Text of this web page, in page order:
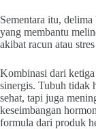
Sementara itu,
yang membantu
akibat racun atau
Kombinasi dari
sinergis. Tubuh tidak
sehat, tapi juga
keseimbangan
formula dari produk